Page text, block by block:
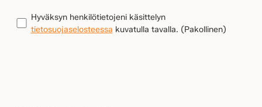
KAUPPIAASI
TIETOSUOJA(Pakollinen)
Hyväksyn henkilötietojeni käsittelyn
tietosuojaselosteessa kuvatulla tavalla. (Pakollinen)